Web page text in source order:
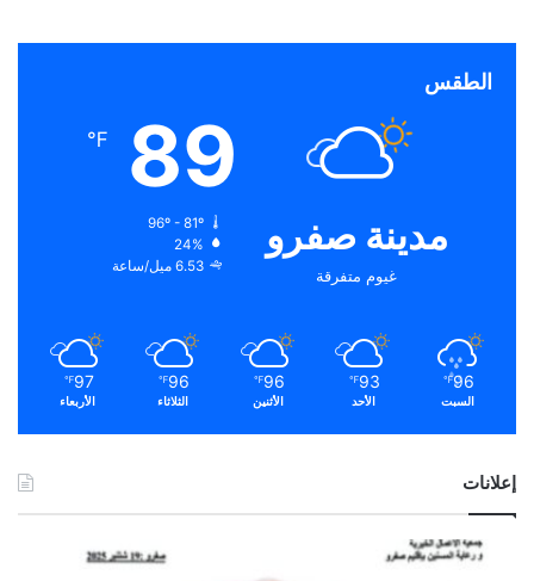
الطقس
مدينة صفرو
غيوم متفرقة
89
℉
96º - 81º
24%
6.53 ميل/ساعة
96
℉
السبت
93
℉
الأحد
96
℉
الأثنين
96
℉
الثلاثاء
97
℉
الأربعاء
إعلانات